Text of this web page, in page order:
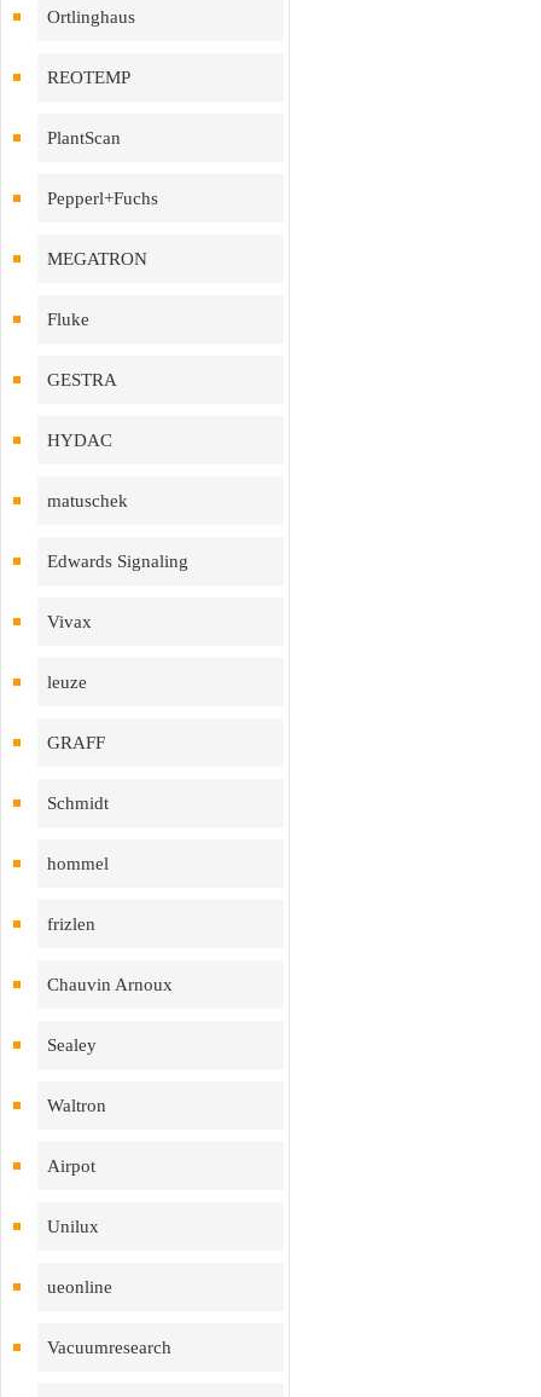
Ortlinghaus
REOTEMP
PlantScan
Pepperl+Fuchs
MEGATRON
Fluke
GESTRA
HYDAC
matuschek
Edwards Signaling
Vivax
leuze
GRAFF
Schmidt
hommel
frizlen
Chauvin Arnoux
Sealey
Waltron
Airpot
Unilux
ueonline
Vacuumresearch